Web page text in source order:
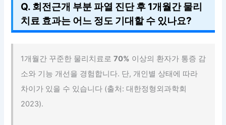
Q. 회전근개 부분 파열 진단 후 1개월간 물리
치료 효과는 어느 정도 기대할 수 있나요?
1개월간 꾸준한 물리치료로70% 이상의 환자가 통증 감
소와 기능 개선을 경험합니다. 단, 개인별 상태에 따라
차이가 있을 수 있습니다 (출처: 대한정형외과학회
2023).